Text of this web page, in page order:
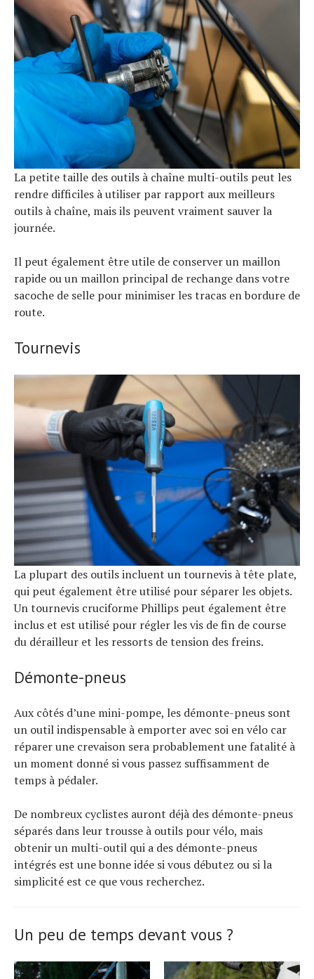
La petite taille des outils à chaîne multi-outils peut les
rendre difficiles à utiliser par rapport aux meilleurs
outils à chaîne, mais ils peuvent vraiment sauver la
journée.
Il peut également être utile de conserver un maillon
rapide ou un maillon principal de rechange dans votre
sacoche de selle pour minimiser les tracas en bordure de
route.
Tournevis
La plupart des outils incluent un tournevis à tête plate,
qui peut également être utilisé pour séparer les objets.
Un tournevis cruciforme Phillips peut également être
inclus et est utilisé pour régler les vis de fin de course
du dérailleur et les ressorts de tension des freins.
Démonte-pneus
Aux côtés d’une mini-pompe, les démonte-pneus sont
un outil indispensable à emporter avec soi en vélo car
réparer une crevaison sera probablement une fatalité à
un moment donné si vous passez suffisamment de
temps à pédaler.
De nombreux cyclistes auront déjà des démonte-pneus
séparés dans leur trousse à outils pour vélo, mais
obtenir un multi-outil qui a des démonte-pneus
intégrés est une bonne idée si vous débutez ou si la
simplicité est ce que vous recherchez.
Un peu de temps devant vous ?